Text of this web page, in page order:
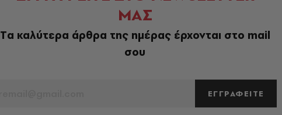
ΜΑΣ
Tα καλύτερα άρθρα της ημέρας έρχονται στο mail
σου
ΕΓΓΡΑΦΕΙΤΕ